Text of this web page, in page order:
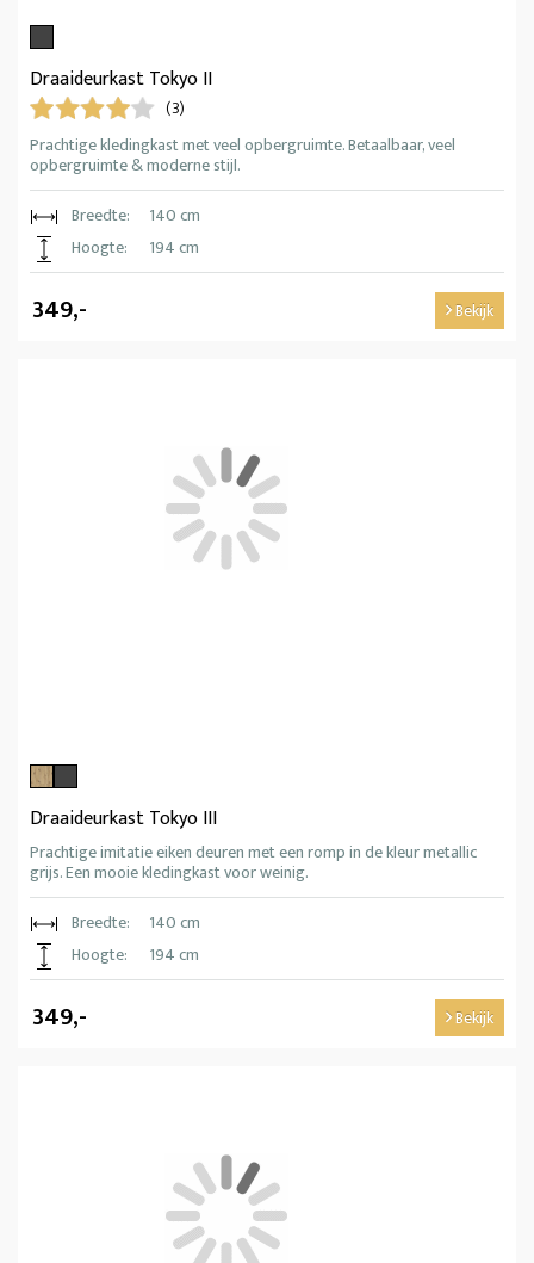
Draaideurkast Tokyo II
(3)
Prachtige kledingkast met veel opbergruimte. Betaalbaar, veel
opbergruimte & moderne stijl.
Breedte:
140 cm
Hoogte:
194 cm
349,- Bekijk
Draaideurkast Tokyo III
Prachtige imitatie eiken deuren met een romp in de kleur metallic
grijs. Een mooie kledingkast voor weinig.
Breedte:
140 cm
Hoogte:
194 cm
349,- Bekijk